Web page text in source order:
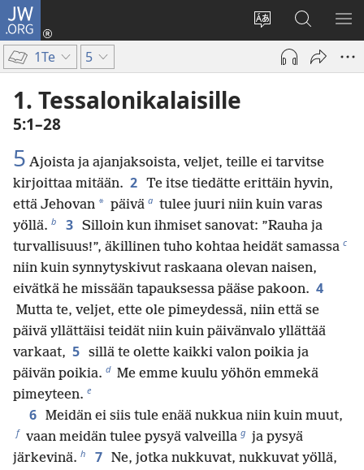
JW.ORG
Vaihda
sivuston
kieli
Kirjaudu
(avaa
ikkunan)
Hae
JW.ORG-
sivustolta
1Te 5
1. Tessalonikalaisille
5:1–28
5 Ajoista ja ajanjaksoista, veljet, teille ei tarvitse
kirjoittaa mitään. 2 Te itse tiedätte erittäin hyvin,
että Jehovan * päivä a tulee juuri niin kuin varas
yöllä. b 3 Silloin kun ihmiset sanovat: ”Rauha ja
turvallisuus!”, äkillinen tuho kohtaa heidät samassa c
niin kuin synnytyskivut raskaana olevan naisen,
eivätkä he missään tapauksessa pääse pakoon. 4
Mutta te, veljet, ette ole pimeydessä, niin että se
päivä yllättäisi teidät niin kuin päivänvalo yllättää
varkaat, 5 sillä te olette kaikki valon poikia ja
päivän poikia. d Me emme kuulu yöhön emmekä
pimeyteen. e
6 Meidän ei siis tule enää nukkua niin kuin muut,
f vaan meidän tulee pysyä valveilla g ja pysyä
järkevinä. h 7 Ne, jotka nukkuvat, nukkuvat yöllä,